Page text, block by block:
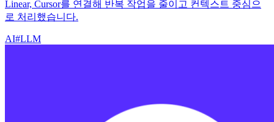
Linear, Cursor를 연결해 반복 작업을 줄이고 컨텍스트 중심으
로 처리했습니다.
AI#LLM